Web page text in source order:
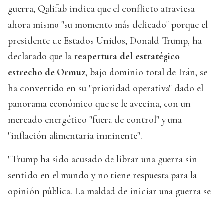
guerra, Qalifab indica que el conflicto atraviesa
ahora mismo "su momento más delicado" porque el
presidente de Estados Unidos, Donald Trump, ha
declarado que la reapertura del estratégico
estrecho de Ormuz, bajo dominio total de Irán, se
ha convertido en su "prioridad operativa" dado el
panorama económico que se le avecina, con un
mercado energético "fuera de control" y una
"inflación alimentaria inminente".
"Trump ha sido acusado de librar una guerra sin
sentido en el mundo y no tiene respuesta para la
opinión pública. La maldad de iniciar una guerra se